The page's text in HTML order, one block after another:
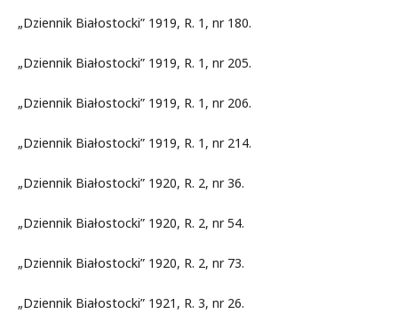
„Dziennik Białostocki” 1919, R. 1, nr 180.
„Dziennik Białostocki” 1919, R. 1, nr 205.
„Dziennik Białostocki” 1919, R. 1, nr 206.
„Dziennik Białostocki” 1919, R. 1, nr 214.
„Dziennik Białostocki” 1920, R. 2, nr 36.
„Dziennik Białostocki” 1920, R. 2, nr 54.
„Dziennik Białostocki” 1920, R. 2, nr 73.
„Dziennik Białostocki” 1921, R. 3, nr 26.